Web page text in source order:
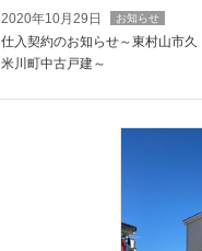
2020年10月29日 お知らせ
仕入契約のお知らせ～東村山市久
米川町中古戸建～